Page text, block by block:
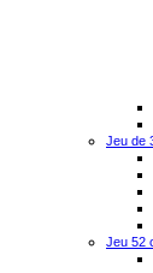
Jeu de
Jeu 52